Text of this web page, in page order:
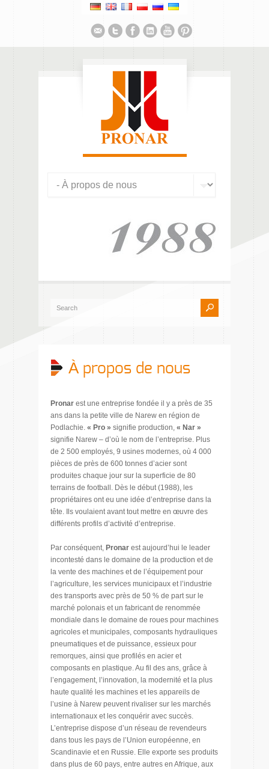
À propos de nous
Pronar est une entreprise fondée il y a près de 35
ans dans la petite ville de Narew en région de
Podlachie. « Pro » signifie production, « Nar »
signifie Narew – d’où le nom de l’entreprise. Plus
de 2 500 employés, 9 usines modernes, où 4 000
pièces de près de 600 tonnes d’acier sont
produites chaque jour sur la superficie de 80
terrains de football. Dès le début (1988), les
propriétaires ont eu une idée d’entreprise dans la
tête. Ils voulaient avant tout mettre en œuvre des
différents profils d’activité d’entreprise.
Par conséquent, Pronar est aujourd’hui le leader
incontesté dans le domaine de la production et de
la vente des machines et de l’équipement pour
l’agriculture, les services municipaux et l’industrie
des transports avec près de 50 % de part sur le
marché polonais et un fabricant de renommée
mondiale dans le domaine de roues pour machines
agricoles et municipales, composants hydrauliques
pneumatiques et de puissance, essieux pour
remorques, ainsi que profilés en acier et
composants en plastique. Au fil des ans, grâce à
l’engagement, l’innovation, la modernité et la plus
haute qualité les machines et les appareils de
l’usine à Narew peuvent rivaliser sur les marchés
internationaux et les conquérir avec succès.
L’entreprise dispose d’un réseau de revendeurs
dans tous les pays de l’Union européenne, en
Scandinavie et en Russie. Elle exporte ses produits
dans plus de 60 pays, entre autres en Afrique, aux